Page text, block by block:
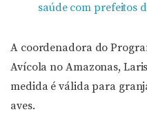
saúde com prefeitos
A coordenadora do
Avícola no Amazonas,
medida é válida para
aves.